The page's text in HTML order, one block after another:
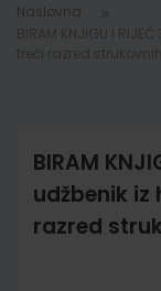
Naslovna
BIRAM
udžbenik
razred